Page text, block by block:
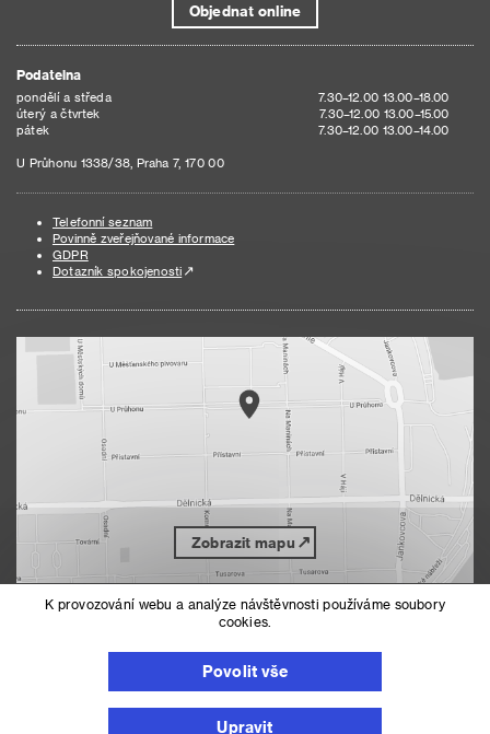
Objednat online
Podatelna
pondělí a středa
7.30–12.00 13.00–18.00
úterý a čtvrtek
7.30–12.00 13.00–15.00
pátek
7.30–12.00 13.00–14.00
U Průhonu 1338/38, Praha 7, 170 00
Telefonní seznam
Povinně zveřejňované informace
GDPR
Dotazník spokojenosti
Zobrazit mapu
Nastavení cookies
K provozování webu a analýze návštěvnosti používáme soubory
cookies.
Povolit vše
Upravit